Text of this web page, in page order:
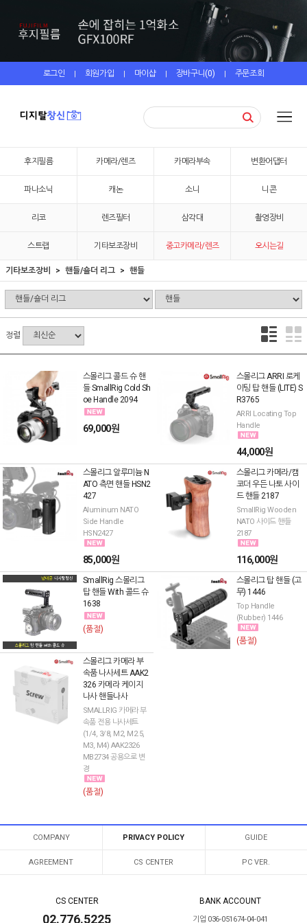
로그인 | 회원가입 | 마이샵 | 장바구니(0) | 주문조회
후지필름 카메라/렌즈 카메라부속 변환어댑터
파나소닉 캐논 소니 니콘
리코 렌즈필터 삼각대 촬영장비
스트랩 기타보조장비 중고카메라/렌즈 오시는길
기타보조장비 핸들/숄더 리그 핸들
정렬
스몰리그 콜드 슈 핸
들 SmallRig Cold Sh
oe Handle 2094
69,000원
스몰리그 ARRI 로케
이팅 탑 핸들 (LITE) S
R3765
ARRI Locating Top
Handle
44,000원
스몰리그 알루미늄 N
ATO 측면 핸들 HSN2
427
Aluminum NATO
Side Handle
HSN2427
85,000원
스몰리그 카메라/캠
코더 우든 나토 사이
드 핸들 2187
SmallRig Wooden
NATO 사이드 핸들
2187
116,000원
SmallRig 스몰리그
탑 핸들 With 콜드 슈
1638
(품절)
스몰리그 탑 핸들 (고
무) 1446
Top Handle
(Rubber) 1446
(품절)
스몰리그 카메라 부
속품 나사세트 AAK2
326 카메라 케이지
나사 핸들나사
SMALLRIG 카메라 부
속품 전용 나사세트
(1/4, 3/8, M2, M2.5,
M3, M4) AAK2326
MB2734 공용으로 변
경
(품절)
COMPANY PRIVACY POLICY GUIDE
AGREEMENT CS CENTER PC VER.
CS CENTER
02.776.5225
BANK ACCOUNT
기업 036-051674-04-041